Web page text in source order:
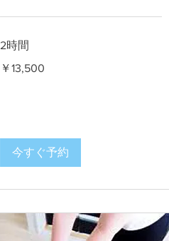
2時間
円
￥13,500
今すぐ予約